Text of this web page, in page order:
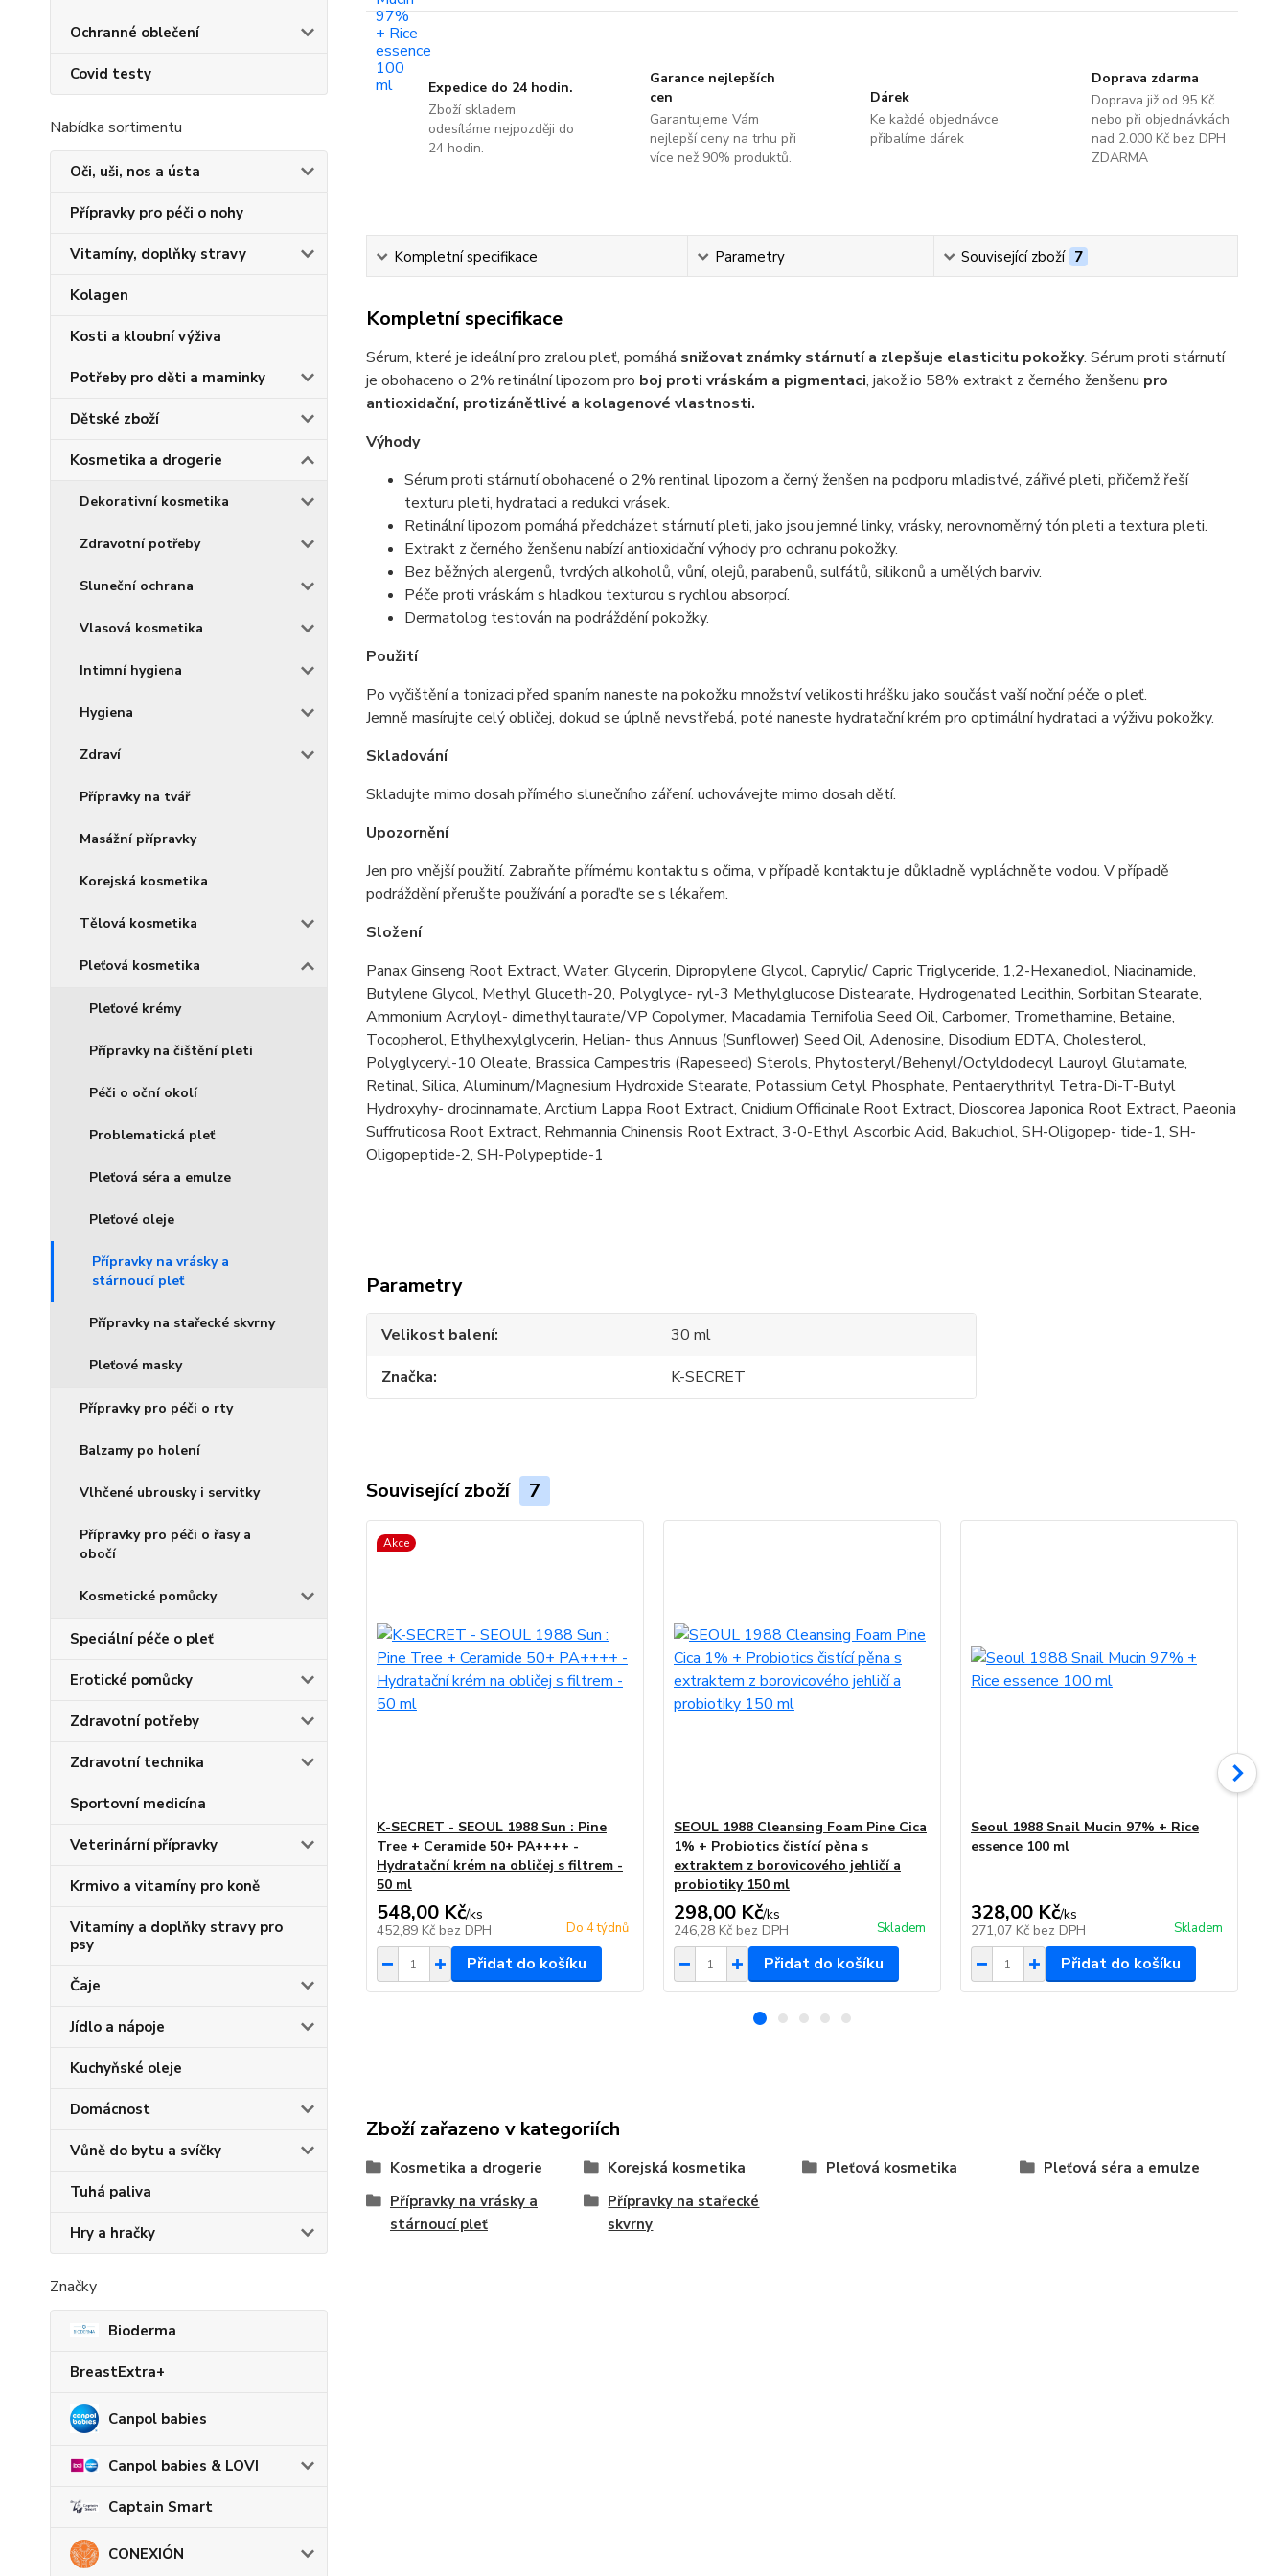
Ochranné oblečení
Covid testy
Nabídka sortimentu
Oči, uši, nos a ústa
Přípravky pro péči o nohy
Vitamíny, doplňky stravy
Kolagen
Kosti a kloubní výživa
Potřeby pro děti a maminky
Dětské zboží
Kosmetika a drogerie
Dekorativní kosmetika
Zdravotní potřeby
Sluneční ochrana
Vlasová kosmetika
Intimní hygiena
Hygiena
Zdraví
Přípravky na tvář
Masážní přípravky
Korejská kosmetika
Tělová kosmetika
Pleťová kosmetika
Pleťové krémy
Přípravky na čištění pleti
Péči o oční okolí
Problematická pleť
Pleťová séra a emulze
Pleťové oleje
Přípravky na vrásky a
stárnoucí pleť
Přípravky na stařecké skvrny
Pleťové masky
Přípravky pro péči o rty
Balzamy po holení
Vlhčené ubrousky i servitky
Přípravky pro péči o řasy a
obočí
Kosmetické pomůcky
Speciální péče o pleť
Erotické pomůcky
Zdravotní potřeby
Zdravotní technika
Sportovní medicína
Veterinární přípravky
Krmivo a vitamíny pro koně
Vitamíny a doplňky stravy pro
psy
Čaje
Jídlo a nápoje
Kuchyňské oleje
Domácnost
Vůně do bytu a svíčky
Tuhá paliva
Hry a hračky
Značky
Bioderma
BreastExtra+
Canpol babies
Canpol babies & LOVI
Captain Smart
CONEXIÓN
Expedice do 24 hodin.
Zboží skladem
odesíláme nejpozději do
24 hodin.
Garance nejlepších
cen
Garantujeme Vám
nejlepší ceny na trhu při
více než 90% produktů.
Dárek
Ke každé objednávce
přibalíme dárek
Doprava zdarma
Doprava již od 95 Kč
nebo při objednávkách
nad 2.000 Kč bez DPH
ZDARMA
Kompletní specifikace Parametry Související zboží 7
Kompletní specifikace
Sérum, které je ideální pro zralou pleť, pomáhá snižovat známky stárnutí a zlepšuje elasticitu pokožky. Sérum proti stárnutí
je obohaceno o 2% retinální lipozom pro boj proti vráskám a pigmentaci, jakož io 58% extrakt z černého ženšenu pro
antioxidační, protizánětlivé a kolagenové vlastnosti.
Výhody
Sérum proti stárnutí obohacené o 2% rentinal lipozom a černý ženšen na podporu mladistvé, zářivé pleti, přičemž řeší
texturu pleti, hydrataci a redukci vrásek.
Retinální lipozom pomáhá předcházet stárnutí pleti, jako jsou jemné linky, vrásky, nerovnoměrný tón pleti a textura pleti.
Extrakt z černého ženšenu nabízí antioxidační výhody pro ochranu pokožky.
Bez běžných alergenů, tvrdých alkoholů, vůní, olejů, parabenů, sulfátů, silikonů a umělých barviv.
Péče proti vráskám s hladkou texturou s rychlou absorpcí.
Dermatolog testován na podráždění pokožky.
Použití
Po vyčištění a tonizaci před spaním naneste na pokožku množství velikosti hrášku jako součást vaší noční péče o pleť.
Jemně masírujte celý obličej, dokud se úplně nevstřebá, poté naneste hydratační krém pro optimální hydrataci a výživu pokožky.
Skladování
Skladujte mimo dosah přímého slunečního záření. uchovávejte mimo dosah dětí.
Upozornění
Jen pro vnější použití. Zabraňte přímému kontaktu s očima, v případě kontaktu je důkladně vypláchněte vodou. V případě
podráždění přerušte používání a poraďte se s lékařem.
Složení
Panax Ginseng Root Extract, Water, Glycerin, Dipropylene Glycol, Caprylic/ Capric Triglyceride, 1,2-Hexanediol, Niacinamide,
Butylene Glycol, Methyl Gluceth-20, Polyglyce- ryl-3 Methylglucose Distearate, Hydrogenated Lecithin, Sorbitan Stearate,
Ammonium Acryloyl- dimethyltaurate/VP Copolymer, Macadamia Ternifolia Seed Oil, Carbomer, Tromethamine, Betaine,
Tocopherol, Ethylhexylglycerin, Helian- thus Annuus (Sunflower) Seed Oil, Adenosine, Disodium EDTA, Cholesterol,
Polyglyceryl-10 Oleate, Brassica Campestris (Rapeseed) Sterols, Phytosteryl/Behenyl/Octyldodecyl Lauroyl Glutamate,
Retinal, Silica, Aluminum/Magnesium Hydroxide Stearate, Potassium Cetyl Phosphate, Pentaerythrityl Tetra-Di-T-Butyl
Hydroxyhy- drocinnamate, Arctium Lappa Root Extract, Cnidium Officinale Root Extract, Dioscorea Japonica Root Extract, Paeonia
Suffruticosa Root Extract, Rehmannia Chinensis Root Extract, 3-0-Ethyl Ascorbic Acid, Bakuchiol, SH-Oligopep- tide-1, SH-
Oligopeptide-2, SH-Polypeptide-1
Parametry
Velikost balení
30 ml
Značka
K-SECRET
Související zboží 7
Akce
K-SECRET - SEOUL 1988 Sun : Pine
Tree + Ceramide 50+ PA++++ -
Hydratační krém na obličej s filtrem -
50 ml
548,00 Kč/ks
452,89 Kč bez DPH Do 4 týdnů
Přidat do košíku
SEOUL 1988 Cleansing Foam Pine Cica
1% + Probiotics čistící pěna s
extraktem z borovicového jehličí a
probiotiky 150 ml
298,00 Kč/ks
246,28 Kč bez DPH Skladem
Přidat do košíku
Seoul 1988 Snail Mucin 97% + Rice
essence 100 ml
328,00 Kč/ks
271,07 Kč bez DPH Skladem
Přidat do košíku
Zboží zařazeno v kategoriích
Kosmetika a drogerie Korejská kosmetika Pleťová kosmetika
Pleťová séra a emulze
Přípravky na vrásky a
stárnoucí pleť
Přípravky na stařecké
skvrny